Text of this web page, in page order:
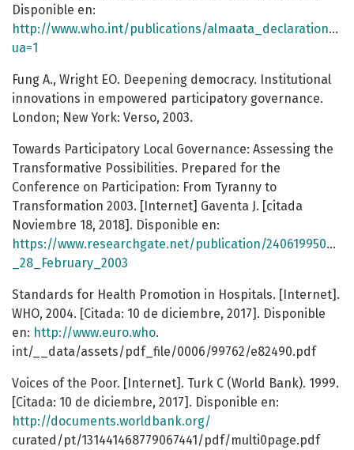
Disponible en:
http://www.who.int/publications/
ua=1
Fung A., Wright EO. Deepening democracy. Institutional
innovations in empowered participatory governance.
London; New York: Verso, 2003.
Towards Participatory Local Governance: Assessing the
Transformative Possibilities. Prepared for the
Conference on Participation: From Tyranny to
Transformation 2003. [Internet] Gaventa J. [citada
Noviembre 18, 2018]. Disponible en:
https://www.researchgate.net/publication/
_28_February_2003
Standards for Health Promotion in Hospitals. [Internet].
WHO, 2004. [Citada: 10 de diciembre, 2017]. Disponible
en: http://www.euro.who.
int/__data/assets/pdf_file/0006/99762/e82490.pdf
Voices of the Poor. [Internet]. Turk C (World Bank). 1999.
[Citada: 10 de diciembre, 2017]. Disponible en:
http://documents.worldbank.org/
curated/pt/131441468779067441/pdf/multi0page.pdf